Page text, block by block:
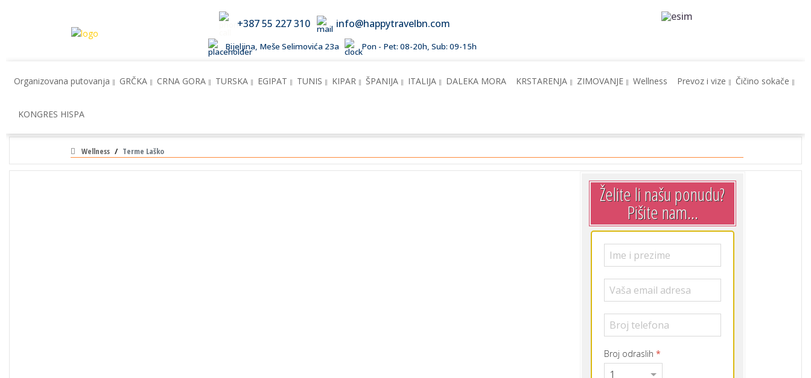
+387 55 227 310 info@happytravelbn.com
Bijeljina, Meše Selimovića 23a Pon - Pet: 08-20h, Sub: 09-15h
Organizovana putovanja GRČKA CRNA GORA TURSKA EGIPAT TUNIS KIPAR ŠPANIJA ITALIJA DALEKA MORA KRSTARENJA ZIMOVANJE Wellness Prevoz i vize Čičino sokače
KONGRES HISPA
Wellness Terme Laško
Želite li našu ponudu?
Pišite nam...
Broj odraslih *